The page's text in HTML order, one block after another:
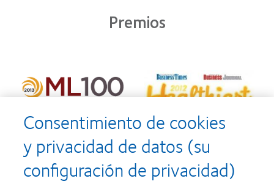
Premios
Consentimiento de cookies
y privacidad de datos (su
configuración de privacidad)